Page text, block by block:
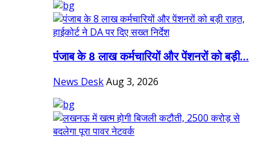
पंजाब के 8 लाख कर्मचारियों और पेंशनरों को बड़ी...
News DeskAug 3, 2026